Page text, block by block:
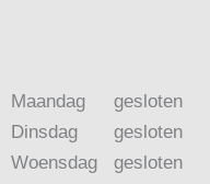
Maandag
Dinsdag
Woensdag
gesloten
gesloten
gesloten